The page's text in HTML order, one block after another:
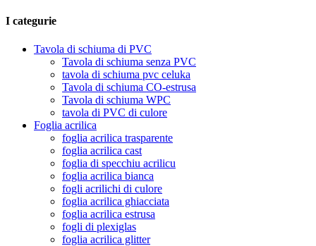
I categurie
Tavola di schiuma di PVC
Tavola di schiuma senza PVC
tavola di schiuma pvc celuka
Tavola di schiuma CO-estrusa
Tavola di schiuma WPC
tavola di PVC di culore
Foglia acrilica
foglia acrilica trasparente
foglia acrilica cast
foglia di specchiu acrilicu
foglia acrilica bianca
fogli acrilichi di culore
foglia acrilica ghiacciata
foglia acrilica estrusa
fogli di plexiglas
foglia acrilica glitter